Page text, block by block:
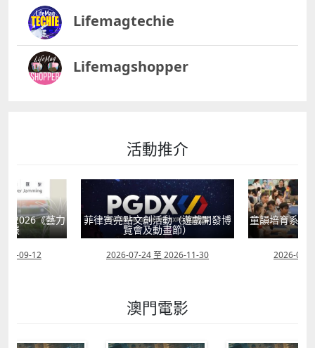
Lifemagtechie
Lifemagshopper
活動推介
（遊戲開發博
節）
11-30
童韻培育系列“星海星語・音樂啟蒙
工作坊”
2026-07-05 至 2026-08-09
童心探秘澳門
2026-07-
澳門電影